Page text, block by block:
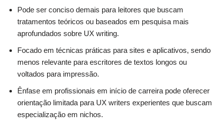
Pode ser conciso demais para leitores que buscam
tratamentos teóricos ou baseados em pesquisa mais
aprofundados sobre UX writing.
Focado em técnicas práticas para sites e aplicativos, sendo
menos relevante para escritores de textos longos ou
voltados para impressão.
Ênfase em profissionais em início de carreira pode oferecer
orientação limitada para UX writers experientes que buscam
especialização em nichos.